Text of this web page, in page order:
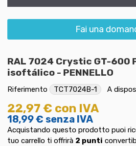
Fai una
RAL 7024 Crystic GT-600
isoftálico - PENNELLO
Riferimento TCT7024B-1 A
22,97 € con IVA
18,99 € senza IVA
Acquistando questo prodotto puoi
tuo carrello ti offrirà 2 punti